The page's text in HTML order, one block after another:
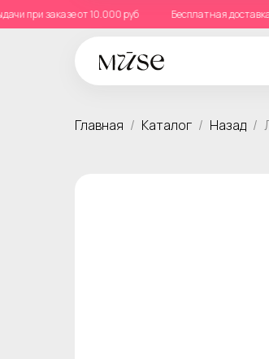
при заказе от 10.000 руб Бесплатная
Главная Каталог Назад